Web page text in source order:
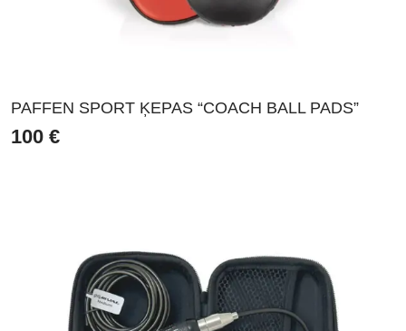
PAFFEN SPORT ĶEPAS “COACH BALL PADS”
100 €